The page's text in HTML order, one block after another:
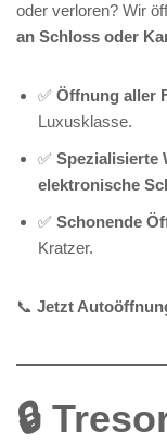
oder verloren? Wir
an Schloss oder
✅ Öffnung aller
Luxusklasse.
✅ Spezialisierte
elektronische
✅ Schonende
Kratzer.
📞 Jetzt
🔒